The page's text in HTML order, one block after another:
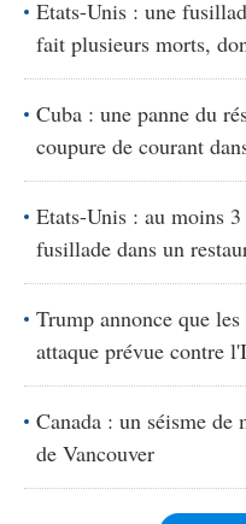
Etats-Unis : une
fait plusieurs morts,
Cuba : une panne du
coupure de courant
Etats-Unis : au moins
fusillade dans un
Trump annonce que
attaque prévue contre
Canada : un séisme
de Vancouver